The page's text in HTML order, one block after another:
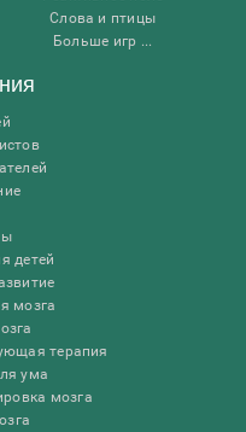
Слова и птицы
Больше игр ...
детей
мозга
терапия
ума
мозга